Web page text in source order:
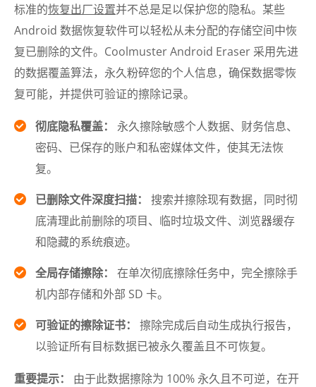
标准的恢复出厂设置并不总是足以保护您的隐私。某些
Android 数据恢复软件可以轻松从未分配的存储空间中恢
复已删除的文件。Coolmuster Android Eraser 采用先进
的数据覆盖算法，永久粉碎您的个人信息，确保数据零恢
复可能，并提供可验证的擦除记录。
彻底隐私覆盖：
永久擦除敏感个人数据、财务信息、
密码、已保存的账户和私密媒体文件，使其无法恢
复。
已删除文件深度扫描：
搜索并擦除现有数据，同时彻
底清理此前删除的项目、临时垃圾文件、浏览器缓存
和隐藏的系统痕迹。
全局存储擦除：
在单次彻底擦除任务中，完全擦除手
机内部存储和外部 SD 卡。
可验证的擦除证书：
擦除完成后自动生成执行报告，
以验证所有目标数据已被永久覆盖且不可恢复。
重要提示：
由于此数据擦除为 100% 永久且不可逆，在开